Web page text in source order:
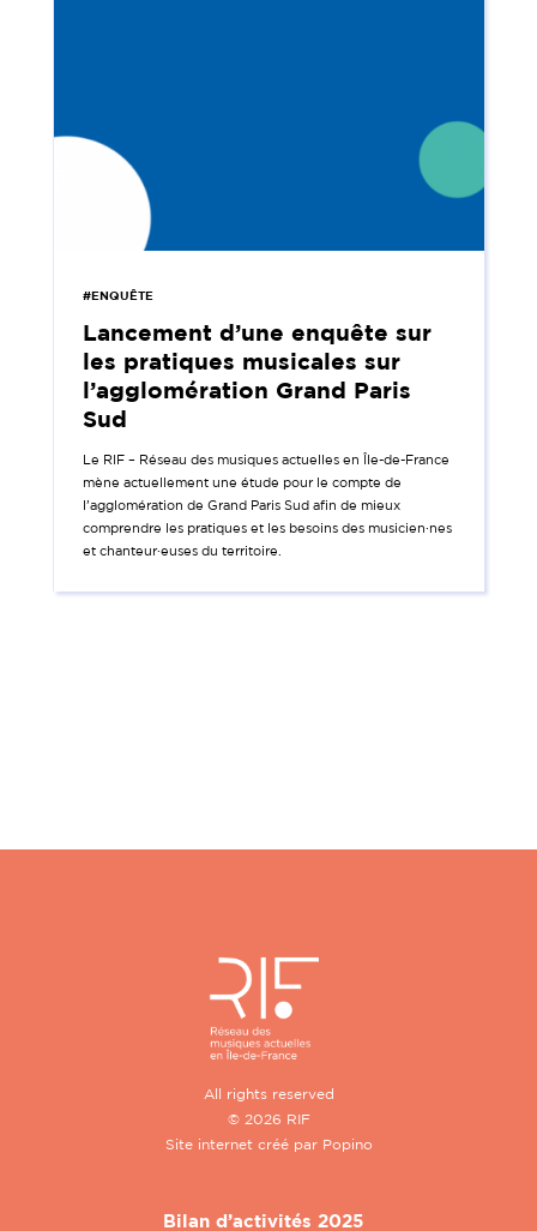
#ENQUÊTE
Lancement d’une enquête sur
les pratiques musicales sur
l’agglomération Grand Paris
Sud
Le RIF – Réseau des musiques actuelles en Île-de-France
mène actuellement une étude pour le compte de
l’agglomération de Grand Paris Sud afin de mieux
comprendre les pratiques et les besoins des musicien·nes
et chanteur·euses du territoire.
All rights reserved
© 2026 RIF
Site internet créé par Popino
Bilan d’activités 2025